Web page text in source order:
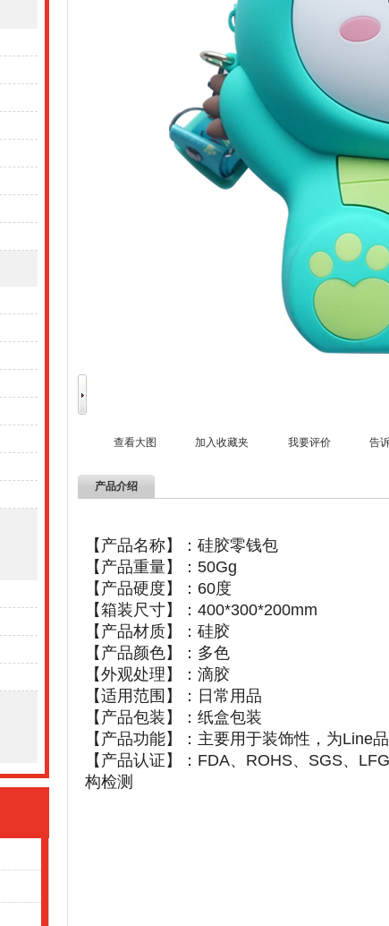
查看大图 加入收藏夹 我要评价 告
产品介绍
【产品名称】：硅胶零钱包
【产品重量】：50Gg
【产品硬度】：60度
【箱装尺寸】：400*300*200mm
【产品材质】：硅胶
【产品颜色】：多色
【外观处理】：滴胶
【适用范围】：日常用品
【产品包装】：纸盒包装
【产品功能】：主要用于装饰性，为Line
【产品认证】：FDA、ROHS、SGS、
构检测